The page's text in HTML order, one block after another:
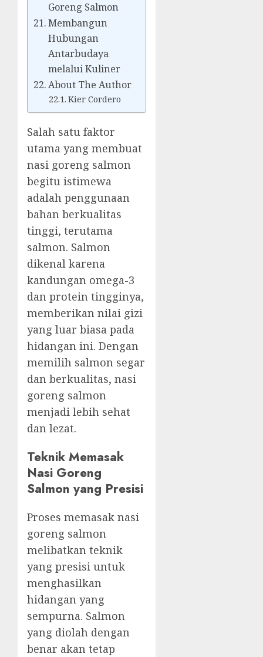
Goreng Salmon
Membangun
Hubungan
Antarbudaya
melalui Kuliner
About The Author
Kier Cordero
Salah satu faktor
utama yang membuat
nasi goreng salmon
begitu istimewa
adalah penggunaan
bahan berkualitas
tinggi, terutama
salmon. Salmon
dikenal karena
kandungan omega-3
dan protein tingginya,
memberikan nilai gizi
yang luar biasa pada
hidangan ini. Dengan
memilih salmon segar
dan berkualitas, nasi
goreng salmon
menjadi lebih sehat
dan lezat.
Teknik Memasak
Nasi Goreng
Salmon yang Presisi
Proses memasak nasi
goreng salmon
melibatkan teknik
yang presisi untuk
menghasilkan
hidangan yang
sempurna. Salmon
yang diolah dengan
benar akan tetap